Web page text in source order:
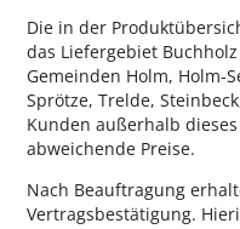
Die in der
das Liefergebiet
Gemeinden Holm, Holm-
Sprötze, Trelde,
Kunden außerhalb
abweichende Preise.
Nach Beauftragung
Vertragsbestätigung.